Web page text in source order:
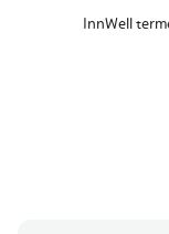
InnWell